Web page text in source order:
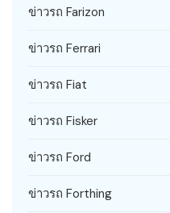
ข่าวรถ Farizon
ข่าวรถ Ferrari
ข่าวรถ Fiat
ข่าวรถ Fisker
ข่าวรถ Ford
ข่าวรถ Forthing